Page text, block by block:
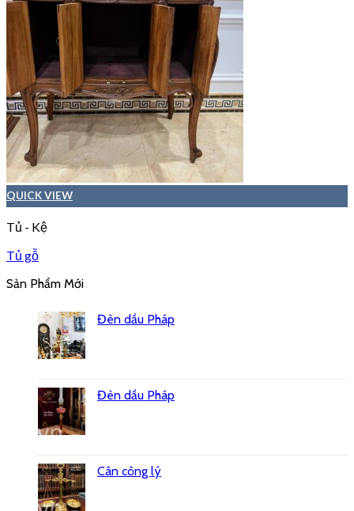
QUICK VIEW
Tủ - Kệ
Tủ gỗ
Sản Phẩm Mới
Đèn dầu Pháp
Đèn dầu Pháp
Cân công lý